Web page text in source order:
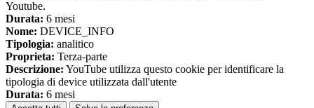
Youtube.
Durata: 6 mesi
Nome: DEVICE_INFO
Tipologia: analitico
Proprieta: Terza-parte
Descrizione: YouTube utilizza questo cookie per identificare la
tipologia di device utilizzata dall'utente
Durata: 6 mesi